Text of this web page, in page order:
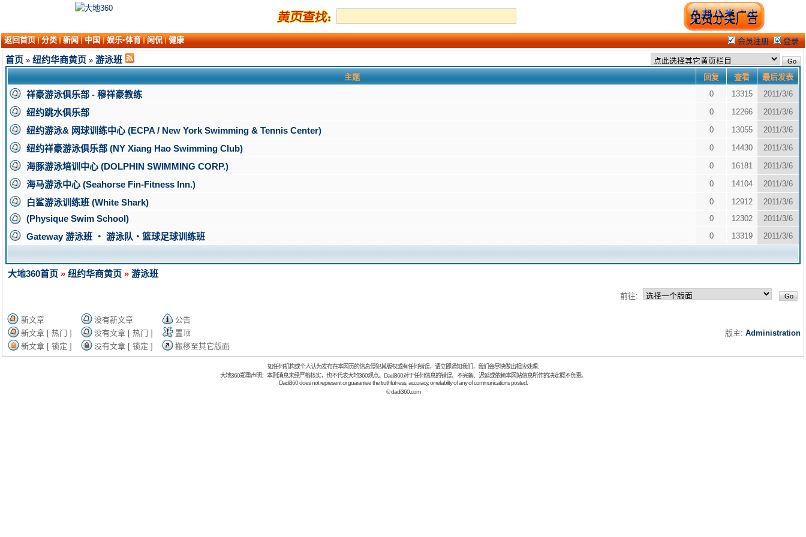
返回首页 分类 新闻 中国 娱乐•体育 闲侃 健康 会员注册 登录
首页 » 纽约华商黄页 » 游泳班
主题 回复 查看 最后发表
祥豪游泳俱乐部 - 穆祥豪教练 0 13315 2011/3/6
纽约跳水俱乐部 0 12266 2011/3/6
纽约游泳& 网球训练中心 (ECPA / New York Swimming & Tennis Center) 0 13055 2011/3/6
纽约祥豪游泳俱乐部 (NY Xiang Hao Swimming Club) 0 14430 2011/3/6
海豚游泳培训中心 (DOLPHIN SWIMMING CORP.) 0 16181 2011/3/6
海马游泳中心 (Seahorse Fin-Fitness Inn.) 0 14104 2011/3/6
白鲨游泳训练班 (White Shark) 0 12912 2011/3/6
(Physique Swim School) 0 12302 2011/3/6
Gateway 游泳班 ‧ 游泳队‧篮球足球训练班 0 13319 2011/3/6
大地360首页 » 纽约华商黄页 » 游泳班
前往:
新文章 没有新文章
公告
新文章 [ 热门 ]
没有文章 [ 热门 ]
置顶
新文章 [ 锁定 ]
没有文章 [ 锁定 ] 搬移至其它版面
版主: Administration
如任何机构或个人认为发布在本网页的信息侵犯其版权或有任何错误，请立即通知我们，我们会尽快做出相应处理.
大地360郑重声明：本则消息未经严格核实，也不代表大地360观点。Dadi360对于任何信息的错误、不完备、迟延或依赖本网站信息所作的决定概不负责。
Dadi360 does not represent or guarantee the truthfulness, accuracy, or reliability of any of communications posted.
©dadi360.com